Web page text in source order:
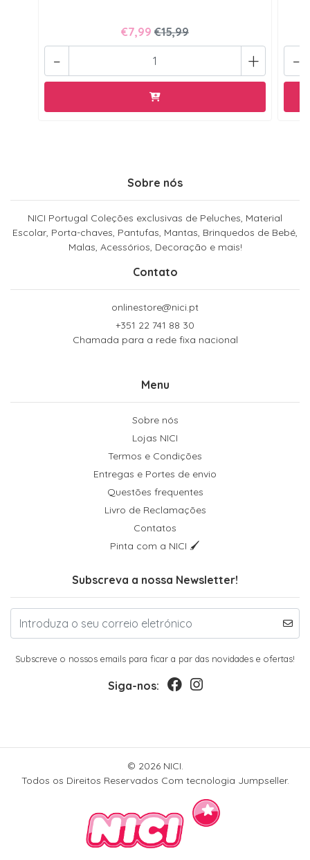
€7,99 €15,99
+
- -
Sobre nós
NICI Portugal Coleções exclusivas de Peluches, Material
Escolar, Porta-chaves, Pantufas, Mantas, Brinquedos de Bebé,
Malas, Acessórios, Decoração e mais!
Contato
onlinestore@nici.pt
+351 22 741 88 30
Chamada para a rede fixa nacional
Menu
Sobre nós
Lojas NICI
Termos e Condições
Entregas e Portes de envio
Questões frequentes
Livro de Reclamações
Contatos
Pinta com a NICI 🖌
Subscreva a nossa Newsletter!
Subscreve o nossos emails para ficar a par das novidades e ofertas!
Siga-nos:
© 2026 NICI.
Todos os Direitos Reservados Com tecnologia Jumpseller.